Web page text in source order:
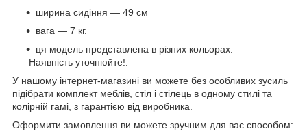
ширина сидіння — 49 см
вага — 7 кг.
ця модель представлена в різних кольорах.
Наявність уточнюйте!.
У нашому інтернет-магазині ви можете без особливих зусиль
підібрати комплект меблів, стіл і стілець в одному стилі та
колірній гамі, з гарантією від виробника.
Оформити замовлення ви можете зручним для вас способом: